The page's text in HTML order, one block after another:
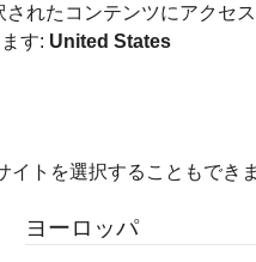
、MicrosoftWord、HTML、
= extractFileText(url)
れたコンテンツにアクセ
す: United States
トを選択することもできま
ヨーロッパ